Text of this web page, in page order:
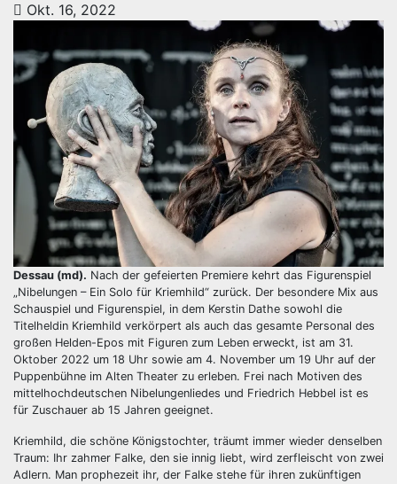
Okt. 16, 2022
Dessau (md). Nach der gefeierten Premiere kehrt das Figurenspiel
„Nibelungen – Ein Solo für Kriemhild“ zurück. Der besondere Mix aus
Schauspiel und Figurenspiel, in dem Kerstin Dathe sowohl die
Titelheldin Kriemhild verkörpert als auch das gesamte Personal des
großen Helden-Epos mit Figuren zum Leben erweckt, ist am 31.
Oktober 2022 um 18 Uhr sowie am 4. November um 19 Uhr auf der
Puppenbühne im Alten Theater zu erleben. Frei nach Motiven des
mittelhochdeutschen Nibelungenliedes und Friedrich Hebbel ist es
für Zuschauer ab 15 Jahren geeignet.
Kriemhild, die schöne Königstochter, träumt immer wieder denselben
Traum: Ihr zahmer Falke, den sie innig liebt, wird zerfleischt von zwei
Adlern. Man prophezeit ihr, der Falke stehe für ihren zukünftigen